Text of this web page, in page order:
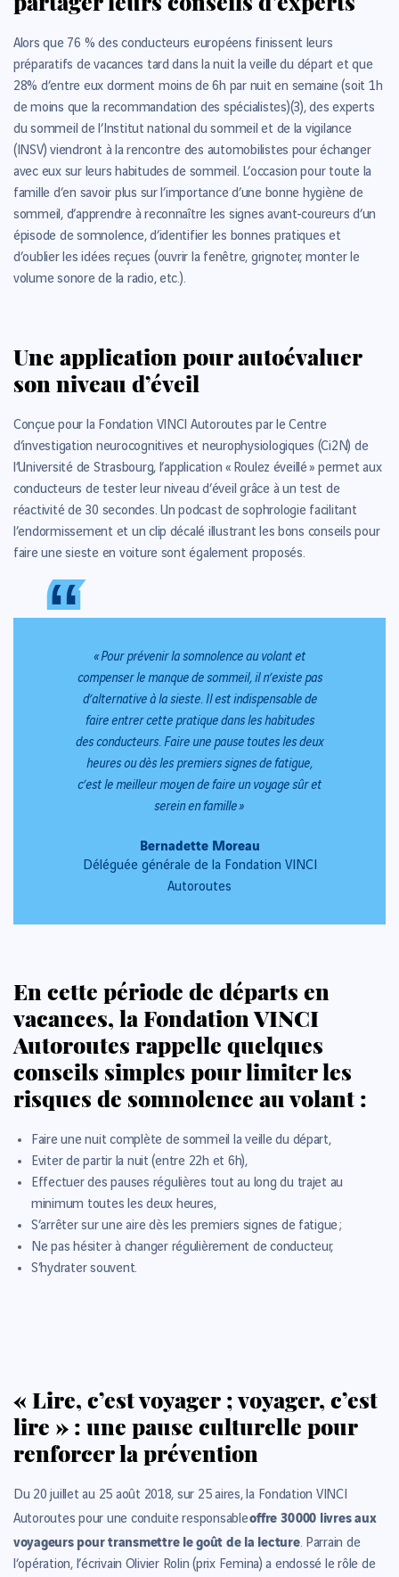
Alors que 76 % des conducteurs européens finissent leurs
préparatifs de vacances tard dans la nuit la veille du départ et que
28% d’entre eux dorment moins de 6h par nuit en semaine (soit 1h
de moins que la recommandation des spécialistes)(3), des experts
du sommeil de l’Institut national du sommeil et de la vigilance
(INSV) viendront à la rencontre des automobilistes pour échanger
avec eux sur leurs habitudes de sommeil. L’occasion pour toute la
famille d’en savoir plus sur l’importance d’une bonne hygiène de
sommeil, d’apprendre à reconnaître les signes avant-coureurs d’un
épisode de somnolence, d’identifier les bonnes pratiques et
d’oublier les idées reçues (ouvrir la fenêtre, grignoter, monter le
volume sonore de la radio, etc.).
Une application pour autoévaluer
son niveau d’éveil
Conçue pour la Fondation VINCI Autoroutes par le Centre
d’investigation neurocognitives et neurophysiologiques (Ci2N) de
l’Université de Strasbourg, l’application « Roulez éveillé » permet aux
conducteurs de tester leur niveau d’éveil grâce à un test de
réactivité de 30 secondes. Un podcast de sophrologie facilitant
l’endormissement et un clip décalé illustrant les bons conseils pour
faire une sieste en voiture sont également proposés.
“
“ «Pour prévenir la somnolence au volant et
compenser le manque de sommeil, il n’existe pas
d’alternative à la sieste. Il est indispensable de
faire entrer cette pratique dans les habitudes
des conducteurs. Faire une pause toutes les deux
heures ou dès les premiers signes de fatigue,
c’est le meilleur moyen de faire un voyage sûr et
serein en famille»
Bernadette Moreau
Déléguée générale de la Fondation VINCI
Autoroutes
En cette période de départs en
vacances, la Fondation VINCI
Autoroutes rappelle quelques
conseils simples pour limiter les
risques de somnolence au volant :
Faire une nuit complète de sommeil la veille du départ,
Eviter de partir la nuit (entre 22h et 6h),
Effectuer des pauses régulières tout au long du trajet au
minimum toutes les deux heures,
S’arrêter sur une aire dès les premiers signes de fatigue ;
Ne pas hésiter à changer régulièrement de conducteur,
S’hydrater souvent.
« Lire, c’est voyager ; voyager, c’est
lire » : une pause culturelle pour
renforcer la prévention
Du 20 juillet au 25 août 2018, sur 25 aires, la Fondation VINCI
Autoroutes pour une conduite responsableoffre 30 000 livres aux
voyageurs pour transmettre le goût de la lecture. Parrain de
l’opération, l’écrivain Olivier Rolin (prix Femina) a endossé le rôle de